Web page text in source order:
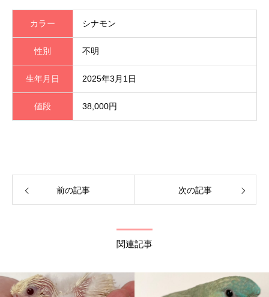
カラー シナモン
性別 不明
生年月日 2025年3月1日
値段 38,000円
前の記事 次の記事
関連記事